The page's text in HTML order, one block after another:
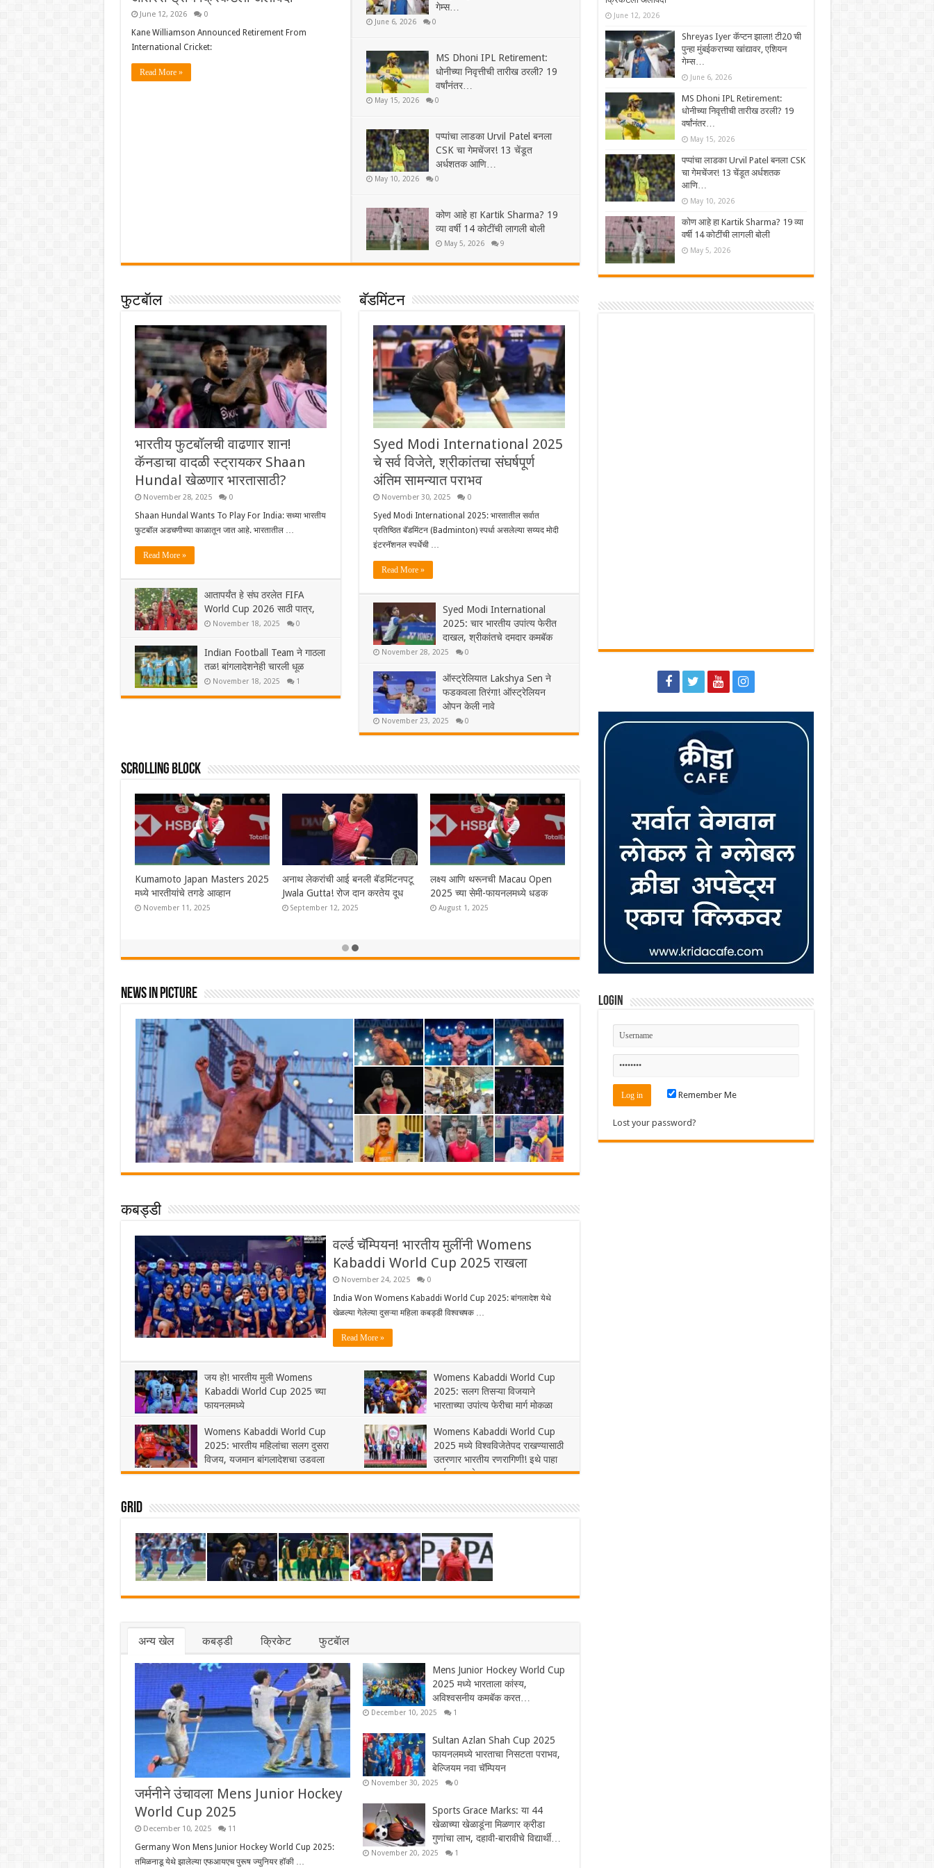
June 12, 2026 0
Kane Williamson Announced Retirement From
International Cricket:
Read More »
गेम्स…
June 6, 2026 0
MS Dhoni IPL Retirement:
धोनीच्या निवृत्तीची तारीख ठरली? 19
वर्षांनंतर…
May 15, 2026 0
पप्पांचा लाडका Urvil Patel बनला
CSK चा गेमचेंजर! 13 चेंडूत
अर्धशतक आणि…
May 10, 2026 0
कोण आहे हा Kartik Sharma? 19
व्या वर्षी 14 कोटींची लागली बोली
May 5, 2026 9
फुटबॅाल
भारतीय फुटबॉलची वाढणार शान!
कॅनडाचा वादळी स्ट्रायकर Shaan
Hundal खेळणार भारतासाठी?
November 28, 2025 0
Shaan Hundal Wants To Play For India: सध्या भारतीय
फुटबॉल अडचणीच्या काळातून जात आहे. भारतातील …
Read More »
आतापर्यंत हे संघ ठरलेत FIFA
World Cup 2026 साठी पात्र,
November 18, 2025 0
Indian Football Team ने गाठला
तळ! बांगलादेशनेही चारली धूळ
November 18, 2025 1
बॅडमिंटन
Syed Modi International 2025
चे सर्व विजेते, श्रीकांतचा संघर्षपूर्ण
अंतिम सामन्यात पराभव
November 30, 2025 0
Syed Modi International 2025: भारतातील सर्वात
प्रतिष्ठित बॅडमिंटन (Badminton) स्पर्धा असलेल्या सय्यद मोदी
इंटरनॅशनल स्पर्धेची …
Read More »
Syed Modi International
2025: चार भारतीय उपांत्य फेरीत
दाखल, श्रीकांतचे दमदार कमबॅक
November 28, 2025 0
ऑस्ट्रेलियात Lakshya Sen ने
फडकवला तिरंगा! ऑस्ट्रेलियन
ओपन केली नावे
November 23, 2025 0
Scrolling Block
Syed Modi International 2025
चे सर्व विजेते, श्रीकांतचा संघर्षपूर्ण
अंतिम सामन्यात पराभव
Syed Modi International 2025:
चार भारतीय उपांत्य फेरीत दाखल,
श्रीकांतचे दमदार कमबॅक
ऑस्ट्रेलियात Lakshya Sen ने
फडकवला तिरंगा! ऑस्ट्रेलियन ओपन
केली नावे
News In Picture
कबड्डी
वर्ल्ड चॅम्पियन! भारतीय मुलींनी Womens
Kabaddi World Cup 2025 राखला
November 24, 2025 0
India Won Womens Kabaddi World Cup 2025: बांगलादेश येथे
खेळल्या गेलेल्या दुसऱ्या महिला कबड्डी विश्वचषक …
Read More »
जय हो! भारतीय मुली Womens
Kabaddi World Cup 2025 च्या
फायनलमध्ये
Womens Kabaddi World Cup
2025: सलग तिसऱ्या विजयाने
भारताच्या उपांत्य फेरीचा मार्ग मोकळा
Womens Kabaddi World Cup
2025: भारतीय महिलांचा सलग दुसरा
विजय, यजमान बांगलादेशचा उडवला
धुव्वा
Womens Kabaddi World Cup
2025 मध्ये विश्वविजेतेपद राखण्यासाठी
उतरणार भारतीय रणरागिणी! इथे पाहा
लाईव्ह सामने
Grid
अन्य खेल कबड्डी क्रिकेट फुटबॅाल
जर्मनीने उंचावला Mens Junior Hockey
World Cup 2025
December 10, 2025 11
Germany Won Mens Junior Hockey World Cup 2025:
तमिळनाडू येथे झालेल्या एफआयएच पुरूष ज्युनियर हॉकी …
Mens Junior Hockey World Cup
2025 मध्ये भारताला कांस्य,
अविश्वसनीय कमबॅक करत…
December 10, 2025 1
Sultan Azlan Shah Cup 2025
फायनलमध्ये भारताचा निसटता पराभव,
बेल्जियम नवा चॅम्पियन
November 30, 2025 0
Sports Grace Marks: या 44
खेळाच्या खेळाडूंना मिळणार क्रीडा
गुणांचा लाभ, दहावी-बारावीचे विद्यार्थी…
November 20, 2025 1
June 12, 2026
Shreyas Iyer कॅप्टन झाला! टी20 ची
पुन्हा मुंबईकराच्या खांद्यावर, एशियन
गेम्स…
June 6, 2026
MS Dhoni IPL Retirement:
धोनीच्या निवृत्तीची तारीख ठरली? 19
वर्षांनंतर…
May 15, 2026
पप्पांचा लाडका Urvil Patel बनला CSK
चा गेमचेंजर! 13 चेंडूत अर्धशतक
आणि…
May 10, 2026
कोण आहे हा Kartik Sharma? 19 व्या
वर्षी 14 कोटींची लागली बोली
May 5, 2026
Login
Remember Me
Lost your password?